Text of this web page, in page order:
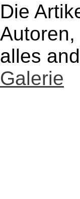
Die
Autoren,
alles
Galerie